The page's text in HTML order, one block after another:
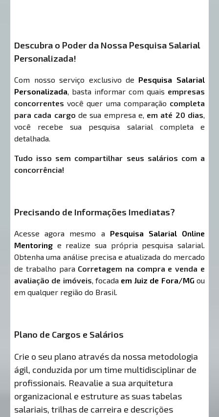
Descubra o Poder da Nossa Pesquisa Salarial
Personalizada!
Com nosso serviço exclusivo de Pesquisa Salarial
Personalizada, basta informar com quais empresas
concorrentes você quer uma comparação completa
para cada cargo de sua empresa e, em até 20 dias,
você recebe sua pesquisa salarial completa e
detalhada.
Tudo isso sem compartilhar seus salários com a
concorrência!
Precisando de Informações Imediatas?
Acesse agora mesmo a Pesquisa Salarial Online
Mentoring e realize sua própria pesquisa salarial.
Obtenha uma análise precisa e atualizada do mercado
de trabalho para Corretagem na compra e venda e
avaliação de imóveis, focada em Juiz de Fora/MG ou
em qualquer região do Brasil.
Plano de Cargos e Salários
Crie o seu plano através da nossa metodologia
ágil, conduzida por um time multidisciplinar de
profissionais. Reavalie a sua arquitetura
organizacional e estruture as suas tabelas
salariais, trilhas de carreira e descrições